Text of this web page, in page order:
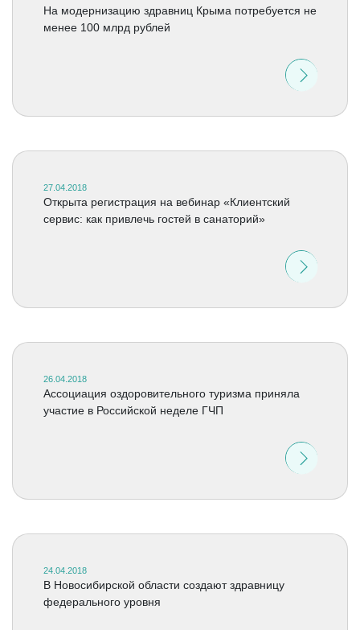
На модернизацию здравниц Крыма потребуется не
менее 100 млрд рублей
27.04.2018
Открыта регистрация на вебинар «Клиентский
сервис: как привлечь гостей в санаторий»
26.04.2018
Ассоциация оздоровительного туризма приняла
участие в Российской неделе ГЧП
24.04.2018
В Новосибирской области создают здравницу
федерального уровня